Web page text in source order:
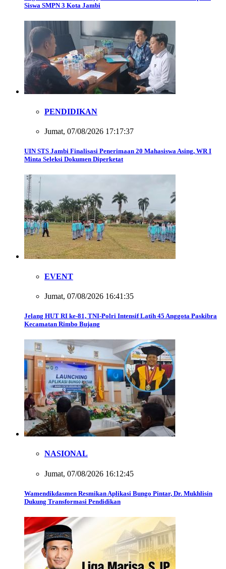
Siswa SMPN 3 Kota Jambi
PENDIDIKAN
Jumat, 07/08/2026 17:17:37
UIN STS Jambi Finalisasi Penerimaan 20 Mahasiswa Asing, WR I
Minta Seleksi Dokumen Diperketat
EVENT
Jumat, 07/08/2026 16:41:35
Jelang HUT RI ke-81, TNI-Polri Intensif Latih 45 Anggota Paskibra
Kecamatan Rimbo Bujang
NASIONAL
Jumat, 07/08/2026 16:12:45
Wamendikdasmen Resmikan Aplikasi Bungo Pintar, Dr. Mukhlisin
Dukung Transformasi Pendidikan